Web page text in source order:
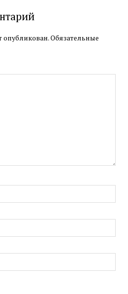
опубликован.Обязательные